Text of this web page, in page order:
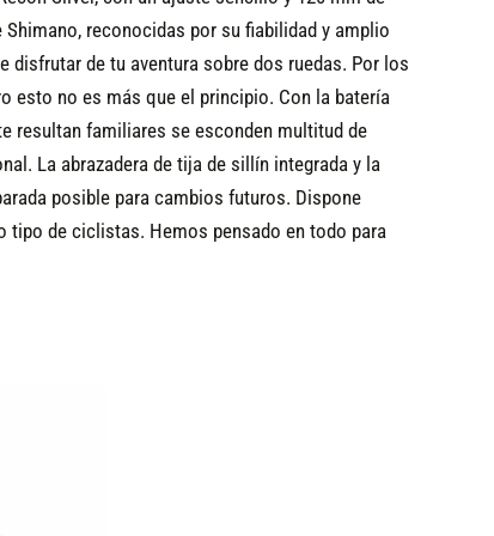
reconocidas por su fiabilidad y amplio
de tu aventura sobre dos ruedas. Por los
esto no es más que el principio. Con la batería
resultan familiares se esconden multitud de
La abrazadera de tija de sillín integrada y la
posible para cambios futuros. Dispone
tipo de ciclistas. Hemos pensado en todo para